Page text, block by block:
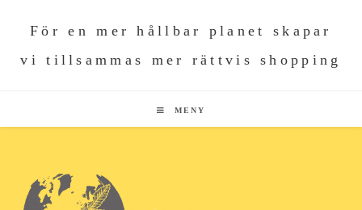
För en mer hållbar planet skapar
vi tillsammas mer rättvis shopping
MENY